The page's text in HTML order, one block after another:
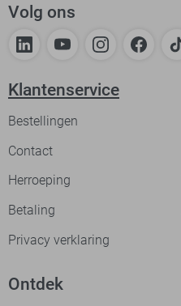
Volg ons
Klantenservice
Bestellingen
Contact
Herroeping
Betaling
Privacy verklaring
Ontdek